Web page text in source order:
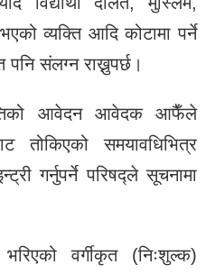
व्यक्ति आदि कोटामा पर्ने
संलग्न राख्नुपर्छ।
आवेदन आवेदक आफैँले
तोकिएको समयावधिभित्र
गर्नुपर्ने परिषद्ले सूचनामा
वर्गीकृत (निःशुल्क)